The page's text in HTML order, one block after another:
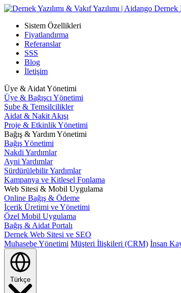
Sistem Özellikleri
Fiyatlandırma
Referanslar
SSS
Blog
İletişim
Üye & Aidat Yönetimi
Üye & Bağışcı Yönetimi
Şube & Temsilcilikler
Aidat & Nakit Akışı
Proje & Etkinlik Yönetimi
Bağış & Yardım Yönetimi
Bağış Yönetimi
Nakdi Yardımlar
Ayni Yardımlar
Sürdürülebilir Yardımlar
Kampanya ve Kitlesel Fonlama
Web Sitesi & Mobil Uygulama
Online Bağış & Ödeme
İçerik Üretimi ve Yönetimi
Özel Mobil Uygulama
Bağış & Aidat Portalı
Dernek Web Sitesi ve SEO
Muhasebe Yönetimi Müşteri İlişkileri (CRM) İnsan
Türkçe